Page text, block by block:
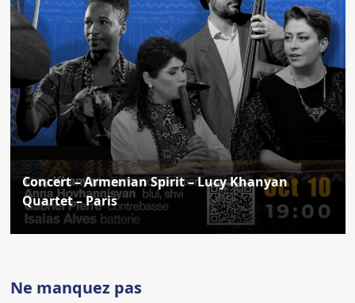
Concert – Armenian Spirit – Lucy Khanyan
Quartet – Paris
Ne manquez pas